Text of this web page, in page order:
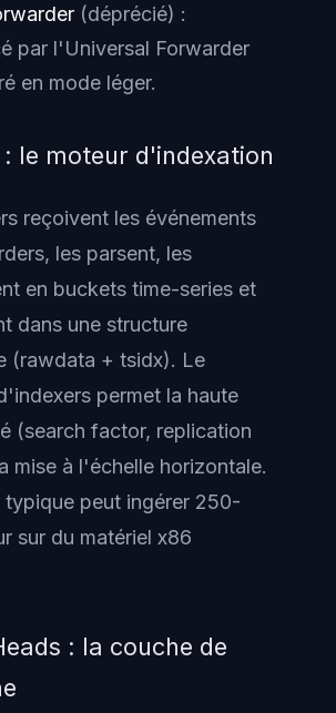
(déprécié) :
par l'Universal Forwarder
en mode léger.
: le moteur d'indexation
reçoivent les événements
les parsent, les
en buckets time-series et
dans une structure
(rawdata + tsidx). Le
permet la haute
(search factor, replication
mise à l'échelle horizontale.
typique peut ingérer 250-
sur du matériel x86
: la couche de